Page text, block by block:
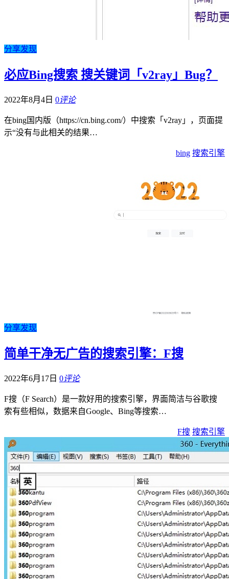
分享发现
必应Bing搜索 搜关键词「v2ray」Bug？
2022年8月4日 0评论
在bing国内版（https://cn.bing.com/）中搜索「v2ray」，页面提
示“没有与此相关的结果…
bing 搜索引擎
分享发现
简单干净无广告的搜索引擎：F搜
2022年6月17日 0评论
F搜（F Search）是一款好用的搜索引擎，界面简洁与谷歌搜
索有些相似，数据来自Google、Bing等搜索…
F搜 搜索引擎